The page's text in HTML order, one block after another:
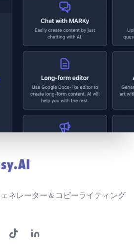
ネレーター＆コピーライティング